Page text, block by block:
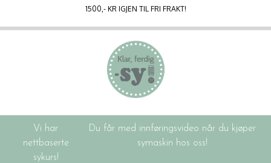
1500,- KR IGJEN TIL FRI FRAKT!
Vi har
nettbaserte
sykurs!
Du får med innføringsvideo når du kjøper
symaskin hos oss!